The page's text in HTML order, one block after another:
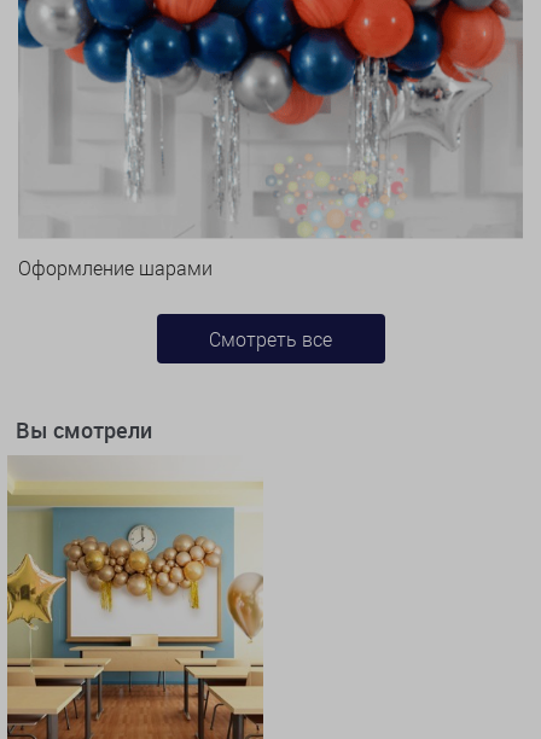
Оформление шарами
Смотреть все
Вы смотрели